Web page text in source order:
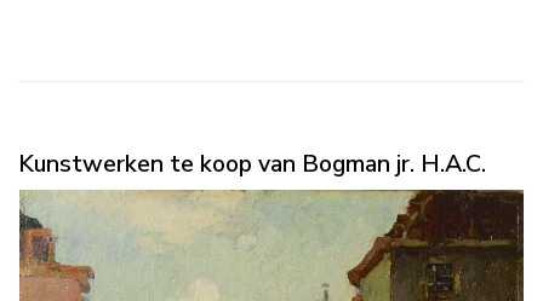
Kunstwerken te koop van Bogman jr. H.A.C.